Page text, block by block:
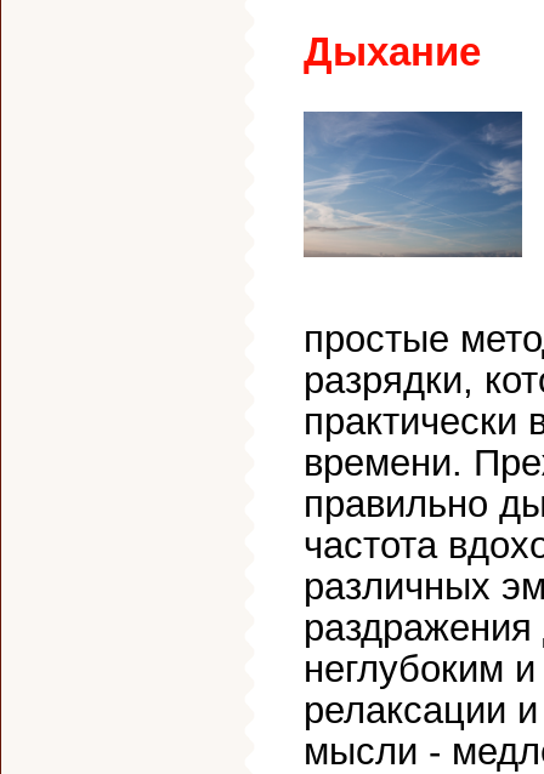
Дыхание
простые
разрядки,
практически
времени.
правильно
частота
различных
неглубоким
релаксации
мысли -